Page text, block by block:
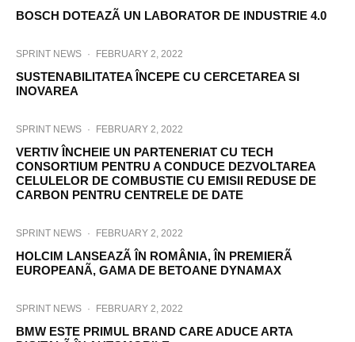
BOSCH DOTEAZÃ UN LABORATOR DE INDUSTRIE 4.0
SPRINT NEWS · FEBRUARY 2, 2022
SUSTENABILITATEA ÎNCEPE CU CERCETAREA SI
INOVAREA
SPRINT NEWS · FEBRUARY 2, 2022
VERTIV ÎNCHEIE UN PARTENERIAT CU TECH
CONSORTIUM PENTRU A CONDUCE DEZVOLTAREA
CELULELOR DE COMBUSTIE CU EMISII REDUSE DE
CARBON PENTRU CENTRELE DE DATE
SPRINT NEWS · FEBRUARY 2, 2022
HOLCIM LANSEAZÃ ÎN ROMÂNIA, ÎN PREMIERÃ
EUROPEANÃ, GAMA DE BETOANE DYNAMAX
SPRINT NEWS · FEBRUARY 2, 2022
BMW ESTE PRIMUL BRAND CARE ADUCE ARTA